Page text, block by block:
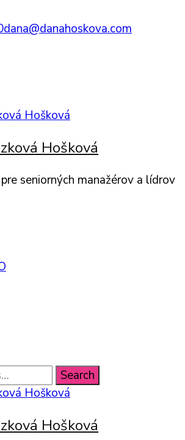
dana@danahoskova.com
Hošková
seniorných manažérov a lídrov
Hošková